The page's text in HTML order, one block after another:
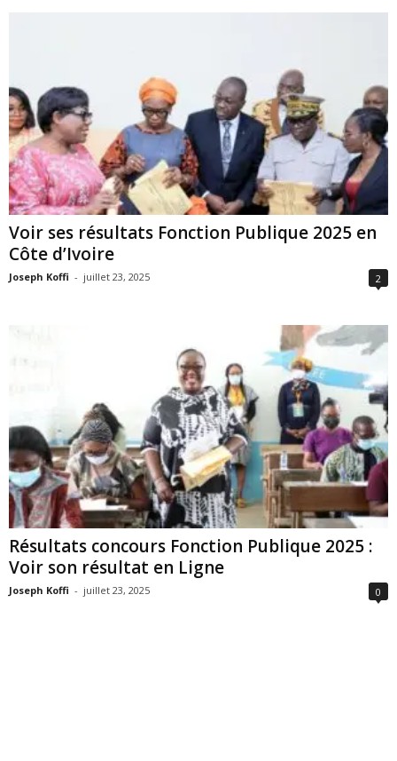
Voir ses résultats Fonction Publique 2025 en
Côte d’Ivoire
Joseph Koffi - juillet 23, 2025 2
Résultats concours Fonction Publique 2025 :
Voir son résultat en Ligne
Joseph Koffi - juillet 23, 2025 0